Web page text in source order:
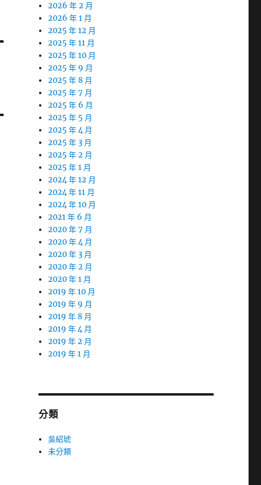
2026 年 2 月
2026 年 1 月
2025 年 12 月
2025 年 11 月
2025 年 10 月
2025 年 9 月
2025 年 8 月
2025 年 7 月
2025 年 6 月
2025 年 5 月
2025 年 4 月
2025 年 3 月
2025 年 2 月
2025 年 1 月
2024 年 12 月
2024 年 11 月
2024 年 10 月
2021 年 6 月
2020 年 7 月
2020 年 4 月
2020 年 3 月
2020 年 2 月
2020 年 1 月
2019 年 10 月
2019 年 9 月
2019 年 8 月
2019 年 4 月
2019 年 2 月
2019 年 1 月
分類
吳紹琥
未分類